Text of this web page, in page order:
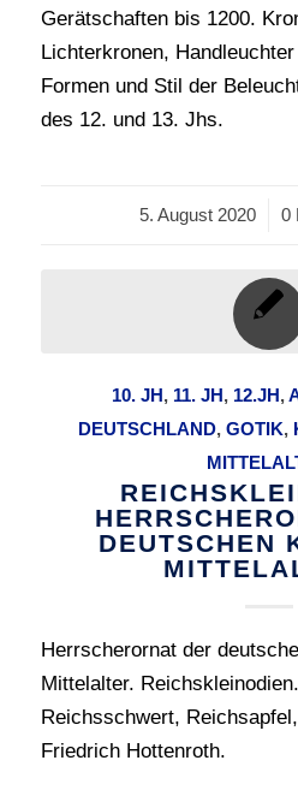
Gerätschaften bis 1200.
Lichterkronen,
Formen und Stil der
des 12. und 13. Jhs.
5. August 2020
/ 0
10. JH, 11. JH, 12.JH,
DEUTSCHLAND,GOTIK,
DEUTSCHEN
Herrscherornat der
Mittelalter.
Reichsschwert,
Friedrich Hottenroth.